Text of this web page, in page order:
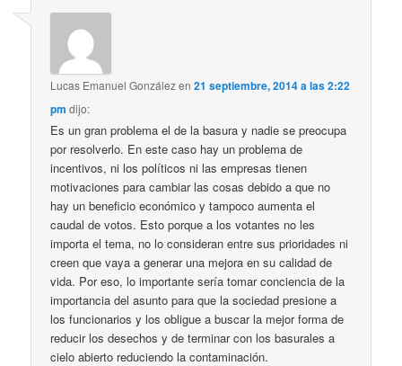
Lucas Emanuel Gonzálezen21 septiembre, 2014 a las 2:22
pm dijo:
Es un gran problema el de la basura y nadie se preocupa
por resolverlo. En este caso hay un problema de
incentivos, ni los políticos ni las empresas tienen
motivaciones para cambiar las cosas debido a que no
hay un beneficio económico y tampoco aumenta el
caudal de votos. Esto porque a los votantes no les
importa el tema, no lo consideran entre sus prioridades ni
creen que vaya a generar una mejora en su calidad de
vida. Por eso, lo importante sería tomar conciencia de la
importancia del asunto para que la sociedad presione a
los funcionarios y los obligue a buscar la mejor forma de
reducir los desechos y de terminar con los basurales a
cielo abierto reduciendo la contaminación.